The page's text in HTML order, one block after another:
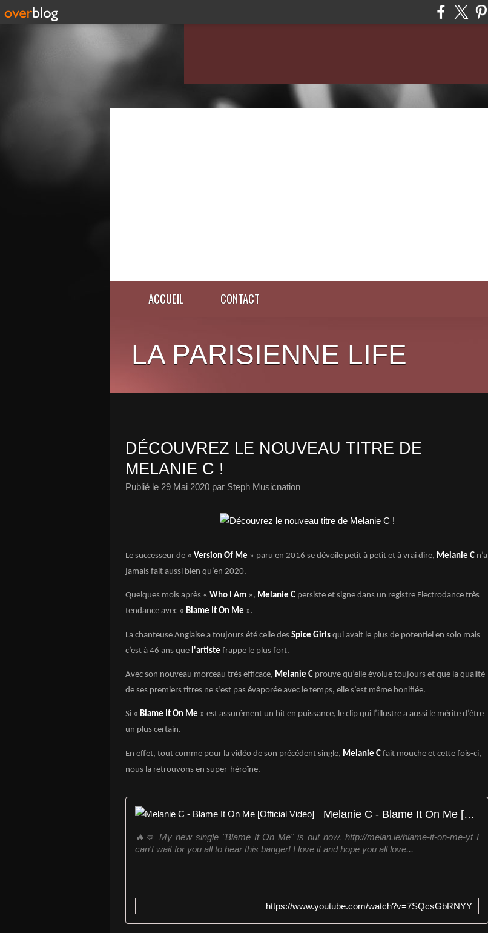
ACCUEIL CONTACT
LA PARISIENNE LIFE
DÉCOUVREZ LE NOUVEAU TITRE DE
MELANIE C !
Publié le 29 Mai 2020 par Steph Musicnation
Le successeur de « Version Of Me » paru en 2016 se dévoile petit à petit et à vrai dire, Melanie C n’a
jamais fait aussi bien qu’en 2020.
Quelques mois après « Who I Am », Melanie C persiste et signe dans un registre Electrodance très
tendance avec « Blame It On Me ».
La chanteuse Anglaise a toujours été celle des Spice Girls qui avait le plus de potentiel en solo mais
c’est à 46 ans que l'artiste frappe le plus fort.
Avec son nouveau morceau très efficace, Melanie C prouve qu’elle évolue toujours et que la qualité
de ses premiers titres ne s’est pas évaporée avec le temps, elle s’est même bonifiée.
Si « Blame It On Me » est assurément un hit en puissance, le clip qui l’illustre a aussi le mérite d’être
un plus certain.
En effet, tout comme pour la vidéo de son précédent single, Melanie C fait mouche et cette fois-ci,
nous la retrouvons en super-héroïne.
Melanie C - Blame It On Me [Official Video]
🔥🤜 My new single "Blame It On Me" is out now. http://melan.ie/blame-it-on-me-yt I
can't wait for you all to hear this banger! I love it and hope you all love...
https://www.youtube.com/watch?v=7SQcsGbRNYY